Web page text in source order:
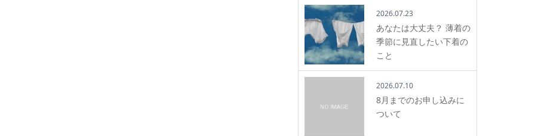
2026.07.23
あなたは大丈夫？ 薄着の
季節に見直したい下着の
こと
2026.07.10
8月までのお申し込みに
ついて